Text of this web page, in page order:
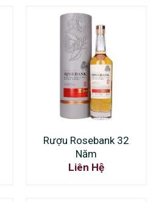
Rượu Rosebank 32
Năm
Liên Hệ